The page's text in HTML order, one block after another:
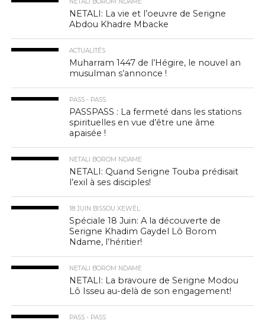
NETALI: La vie et l’oeuvre de Serigne
Abdou Khadre Mbacke
ACTUALITÉS
Muharram 1447 de l’Hégire, le nouvel an
musulman s’annonce !
PASS - PASS
PASSPASS : La fermeté dans les stations
spirituelles en vue d’être une âme
apaisée !
NETALI BOROM NDAME
NETALI: Quand Serigne Touba prédisait
l’exil à ses disciples!
18 JUIN BISSOU XEWËL
Spéciale 18 Juin: A la découverte de
Serigne Khadim Gaydel Lô Borom
Ndame, l’héritier!
NETALI BOROM NDAME
NETALI: La bravoure de Serigne Modou
Lô Isseu au-delà de son engagement!
PASS - PASS